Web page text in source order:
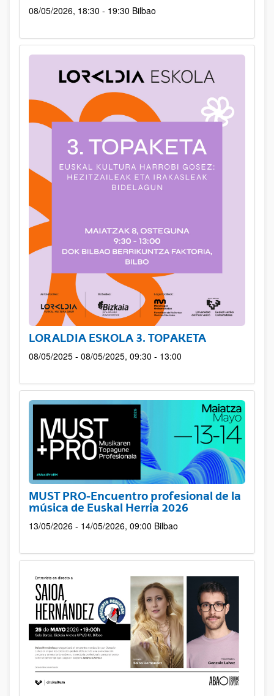
08/05/2026, 18:30 - 19:30 Bilbao
LORALDIA ESKOLA 3. TOPAKETA
08/05/2025 - 08/05/2025, 09:30 - 13:00
MUST PRO-Encuentro profesional de la
música de Euskal Herria 2026
13/05/2026 - 14/05/2026, 09:00 Bilbao